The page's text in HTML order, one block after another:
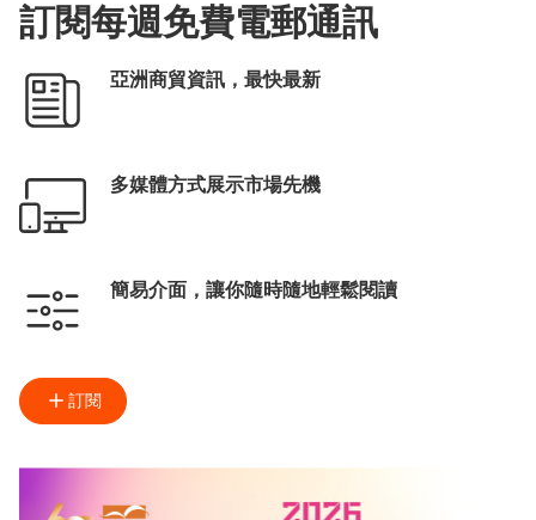
訂閱每週免費電郵通訊
亞洲商貿資訊，最快最新
多媒體方式展示市場先機
簡易介面，讓你隨時隨地輕鬆閱讀
訂閱